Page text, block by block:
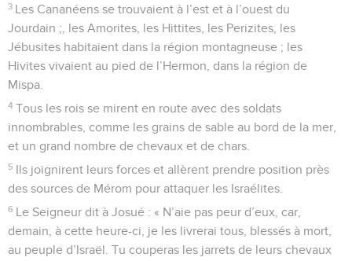
3 Les Cananéens se trouvaient à l’est et à l’ouest du
Jourdain ;, les Amorites, les Hittites, les Perizites, les
Jébusites habitaient dans la région montagneuse ; les
Hivites vivaient au pied de l’Hermon, dans la région de
Mispa.
4 Tous les rois se mirent en route avec des soldats
innombrables, comme les grains de sable au bord de la mer,
et un grand nombre de chevaux et de chars.
5 Ils joignirent leurs forces et allèrent prendre position près
des sources de Mérom pour attaquer les Israélites.
6 Le Seigneur dit à Josué : « N’aie pas peur d’eux, car,
demain, à cette heure-ci, je les livrerai tous, blessés à mort,
au peuple d’Israël. Tu couperas les jarrets de leurs chevaux